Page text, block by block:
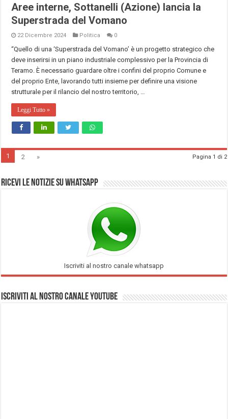
Aree interne, Sottanelli (Azione) lancia la
Superstrada del Vomano
22 Dicembre 2024 Politica 0
“Quello di una ‘Superstrada del Vomano’ è un progetto strategico che
deve inserirsi in un piano industriale complessivo per la Provincia di
Teramo. È necessario guardare oltre i confini del proprio Comune e
del proprio Ente, lavorando tutti insieme per definire una visione
strutturale per il rilancio del nostro territorio, …
Leggi Tutto »
Pagina 1 di 2
1 2 »
Ricevi le notizie su Whatsapp
Iscriviti al nostro canale whatsapp
Iscriviti al nostro Canale Youtube